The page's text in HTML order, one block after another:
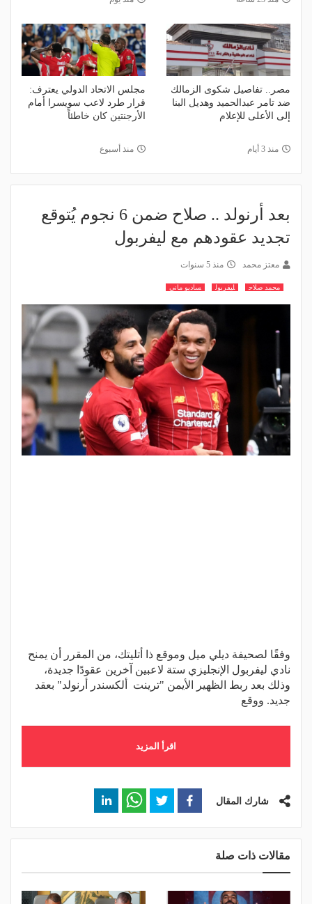
مصر.. تفاصيل شكوى الزمالك
ضد تامر عبدالحميد وهديل البنا
إلى الأعلى للإعلام
منذ 3 أيام
مجلس الاتحاد الدولي يعترف:
قرار طرد لاعب سويسرا أمام
الأرجنتين كان خاطئاً
منذ أسبوع
بعد أرنولد .. صلاح ضمن 6 نجوم يُتوقع
تجديد عقودهم مع ليفربول
معتز محمد منذ 5 سنوات
محمد صلاح ليفربول ساديو ماني
وفقًا لصحيفة ديلي ميل وموقع ذا أتليتك، من المقرر أن يمنح
نادي ليفربول الإنجليزي ستة لاعبين آخرين عقودًا جديدة،
وذلك بعد ربط الظهير الأيمن "ترينت ألكسندر أرنولد" بعقد
جديد. ووقع
اقرأ المزيد
شارك المقال
مقالات ذات صلة